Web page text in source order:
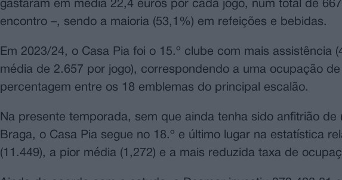
gastaram em média 22,4 euros por cada jogo, num total de
encontro –, sendo a maioria (53,1%) em refeições e bebidas.
Em 2023/24, o Casa Pia foi o 15.º clube com mais assistência
média de 2.657 por jogo), correspondendo a uma ocupação
percentagem entre os 18 emblemas do principal escalão.
Na presente temporada, sem que ainda tenha sido anfitrião
Braga, o Casa Pia segue no 18.º e último lugar na estatística
(11.449), a pior média (1,272) e a mais reduzida taxa de